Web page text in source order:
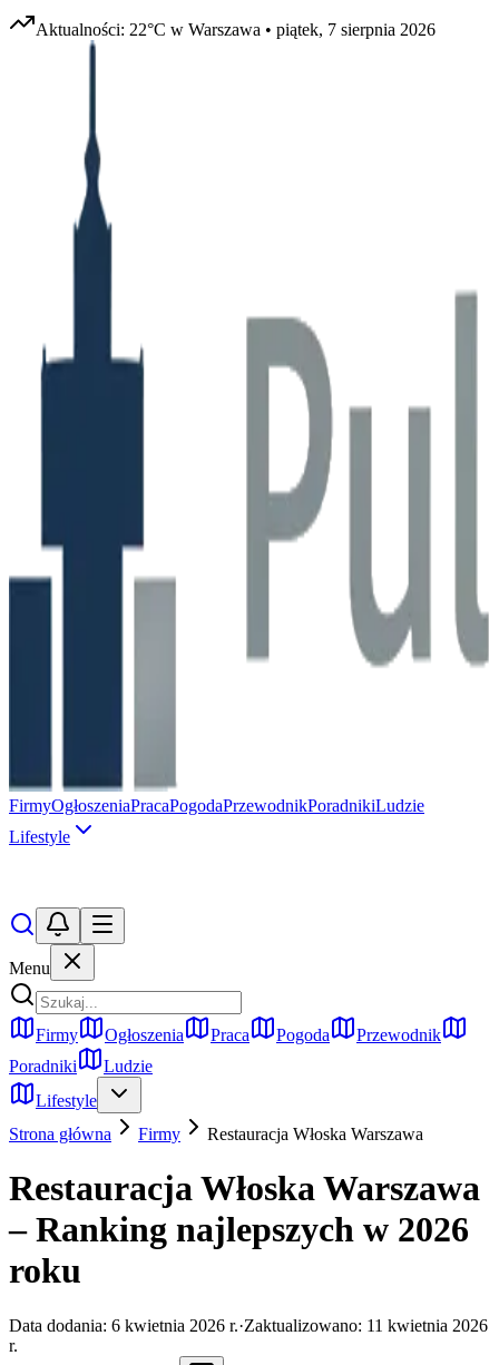
Aktualności: 22°C w Warszawa • piątek, 7 sierpnia 2026
FirmyOgłoszeniaPracaPogodaPrzewodnikPoradnikiLudzie
Lifestyle
Menu
Firmy Ogłoszenia Praca Pogoda
Przewodnik
Poradniki
Ludzie
Lifestyle
Strona główna
Firmy Restauracja Włoska Warszawa
Restauracja Włoska Warszawa
– Ranking najlepszych w 2026
roku
Data dodania: 6 kwietnia 2026 r.·Zaktualizowano: 11 kwietnia 2026
r.